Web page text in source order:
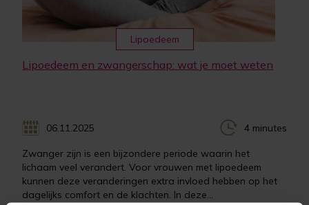
Lipoedeem
Lipoedeem en zwangerschap: wat je moet weten
06.11.2025 4 minutes
Zwanger zijn is een bijzondere periode waarin het
lichaam veel verandert. Voor vrouwen met lipoedeem
kunnen deze veranderingen extra invloed hebben op het
dagelijks comfort en de klachten. In deze...